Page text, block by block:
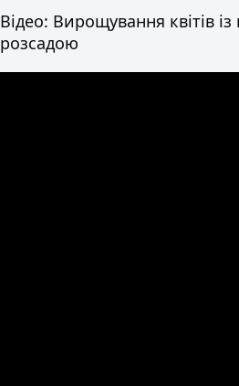
Відео: Вирощування квітів із
розсадою